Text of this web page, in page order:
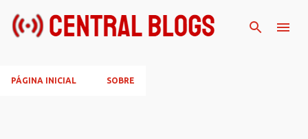
Pular para o conteúdo principal
PÁGINA INICIAL SOBRE